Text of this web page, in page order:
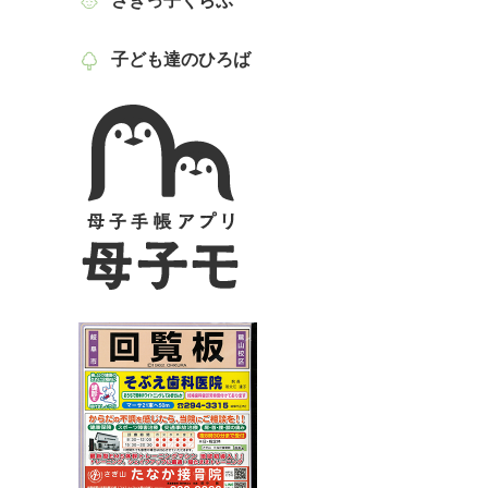
子ども達のひろば